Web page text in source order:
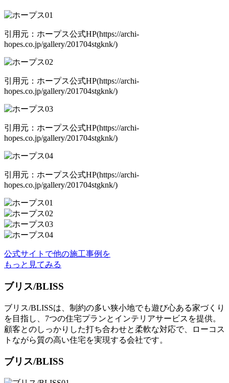
引用元：ホープス公式HP(https://archi-
hopes.co.jp/gallery/201704stgknk/)
引用元：ホープス公式HP(https://archi-
hopes.co.jp/gallery/201704stgknk/)
引用元：ホープス公式HP(https://archi-
hopes.co.jp/gallery/201704stgknk/)
引用元：ホープス公式HP(https://archi-
hopes.co.jp/gallery/201704stgknk/)
公式サイトで他の施工事例を
もっと見てみる
ブリス/BLISS
ブリス/BLISSは、制約の多い狭小地でも遊び心ある家づくり
を目指し、7つの住宅プランとインテリアサービスを提供。
顧客とのしっかりした打ち合わせと柔軟な対応で、ローコス
トながら質の高い住宅を実現する会社です。
ブリス/BLISS